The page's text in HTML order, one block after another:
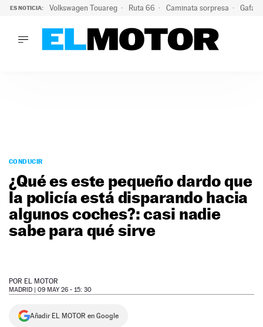
ES NOTICIA: Volkswagen Touareg Ruta 66 Caminata sorpresa Gafas
PODCAST
MOTOS
TECNOLOGÍA
SUPERCOCHES
MOTORTV
NEWSLETTER
SÍGUENOS
CONDUCIR
¿Qué es este pequeño dardo que
la policía está disparando hacia
algunos coches?: casi nadie
sabe para qué sirve
POR EL MOTOR
MADRID | 09 MAY 26 - 15: 30
Añadir EL MOTOR en Google